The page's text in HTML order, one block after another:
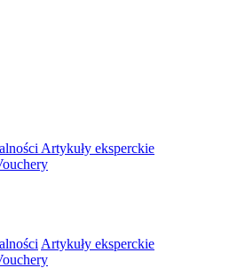
Artykuły eksperckie
Artykuły eksperckie